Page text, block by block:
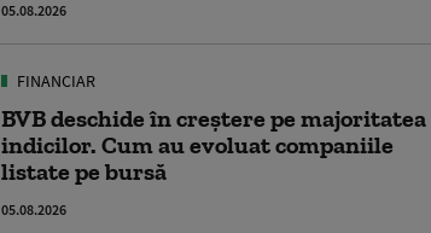
05.08.2026
FINANCIAR
BVB deschide în creștere pe majoritatea
indicilor. Cum au evoluat companiile
listate pe bursă
05.08.2026